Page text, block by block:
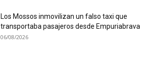
Los Mossos inmovilizan un falso taxi que
transportaba pasajeros desde Empuriabrava
06/08/2026